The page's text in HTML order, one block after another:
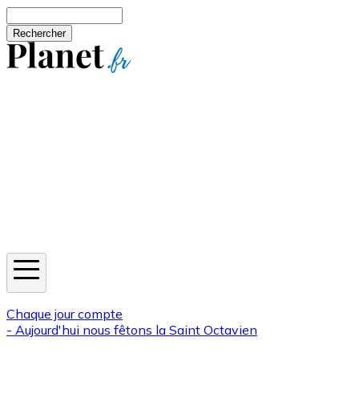
Chaque jour compte
- Aujourd'hui nous fêtons la Saint Octavien